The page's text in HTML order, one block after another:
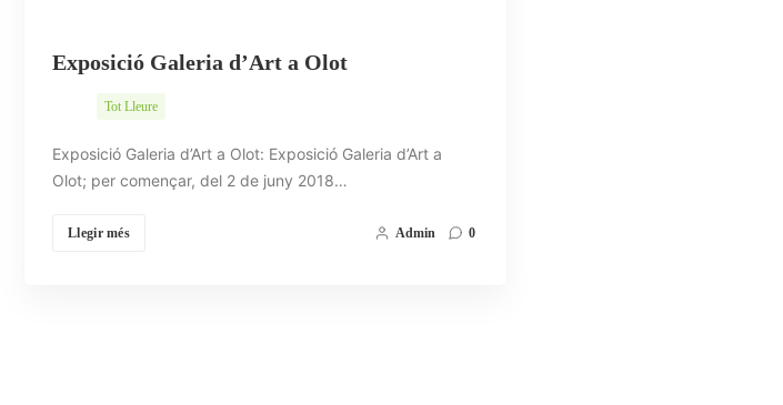
Exposició Galeria d’Art a Olot
Tot Lleure
Exposició Galeria d’Art a Olot: Exposició Galeria d’Art a
Olot; per començar, del 2 de juny 2018…
Llegir més Admin 0